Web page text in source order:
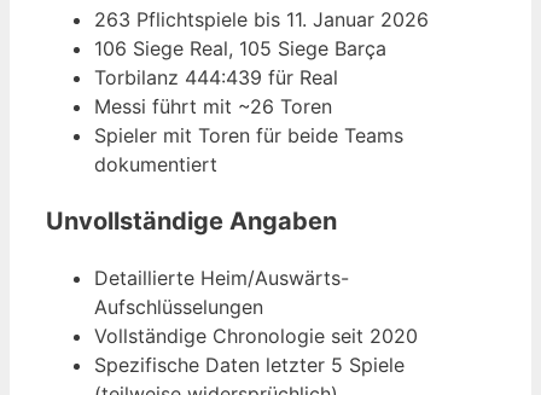
263 Pflichtspiele bis 11. Januar 2026
106 Siege Real, 105 Siege Barça
Torbilanz 444:439 für Real
Messi führt mit ~26 Toren
Spieler mit Toren für beide Teams
dokumentiert
Unvollständige Angaben
Detaillierte Heim/Auswärts-
Aufschlüsselungen
Vollständige Chronologie seit 2020
Spezifische Daten letzter 5 Spiele